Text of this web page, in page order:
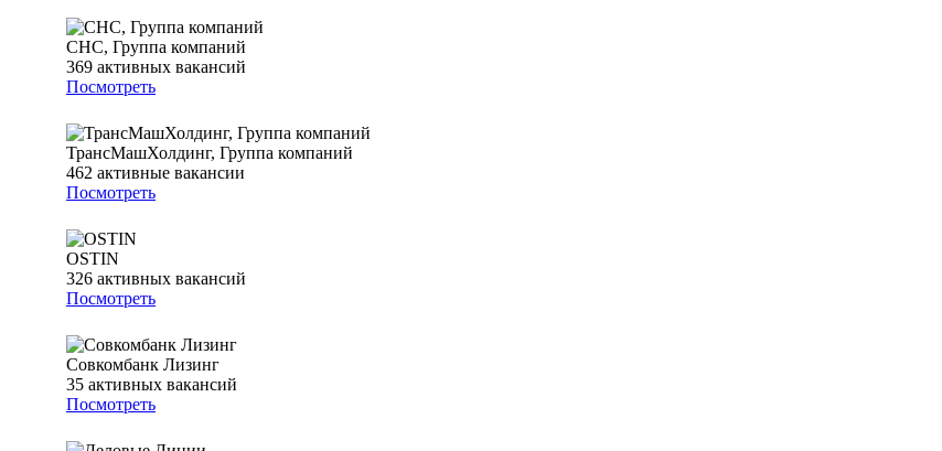
СНС, Группа компаний
369 активных вакансий
Посмотреть
ТрансМашХолдинг, Группа компаний
462 активные вакансии
Посмотреть
OSTIN
326 активных вакансий
Посмотреть
Совкомбанк Лизинг
35 активных вакансий
Посмотреть